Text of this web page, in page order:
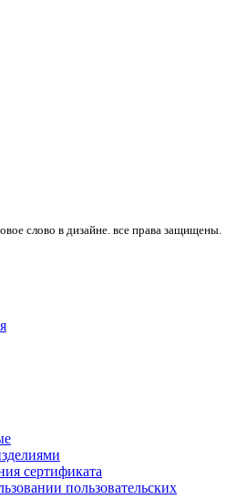
слово в дизайне. все права защищены.
сертификата
пользовательских